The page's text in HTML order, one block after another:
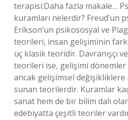
terapisi:Daha fazla makale…
kuramları nelerdir? Freud’un
Erikson’un psikososyal ve
teorileri, insan gelişiminin
üç klasik teoridir. Davranışçı
teorileri ise, gelişimi dönemler
ancak gelişimsel değişikliklere
sunan teorilerdir. Kuramlar
sanat hem de bir bilim dalı
edebiyatta çeşitli teoriler